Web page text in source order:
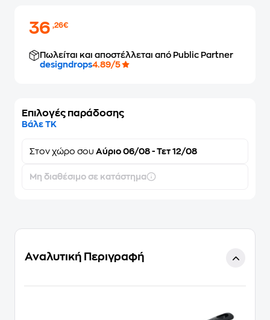
36,26€
Πωλείται και αποστέλλεται από Public Partner
designdrops4.89/5
Επιλογές παράδοσης
Βάλε ΤΚ
Στον χώρο σου Αύριο 06/08 - Τετ 12/08
Μη διαθέσιμο σε κατάστημα
Αναλυτική Περιγραφή